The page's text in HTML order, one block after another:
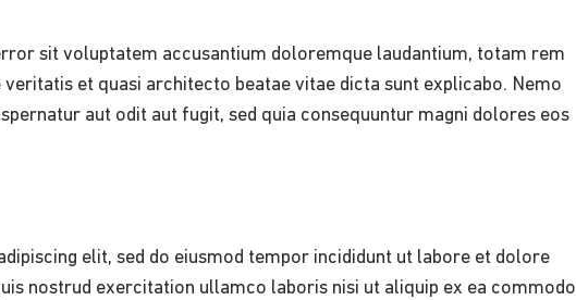
sit voluptatem accusantium doloremque laudantium, totam rem
et quasi architecto beatae vitae dicta sunt explicabo. Nemo
aut odit aut fugit, sed quia consequuntur magni dolores eos
elit, sed do eiusmod tempor incididunt ut labore et dolore
nostrud exercitation ullamco laboris nisi ut aliquip ex ea commodo